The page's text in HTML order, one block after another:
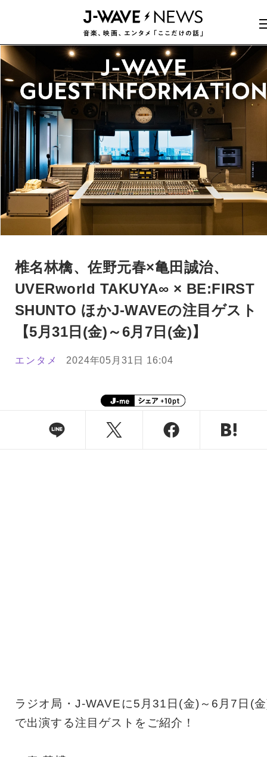
椎名林檎、佐野元春×亀田誠治、
UVERworld TAKUYA∞ × BE:FIRST
SHUNTO ほかJ-WAVEの注目ゲスト
【5月31日(金)～6月7日(金)】
エンタメ 2024年05月31日 16:04
ラジオ局・J-WAVEに5月31日(金)～6月7日(
で出演する注目ゲストをご紹介！